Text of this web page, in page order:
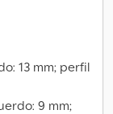
13 mm; perfil
9 mm;